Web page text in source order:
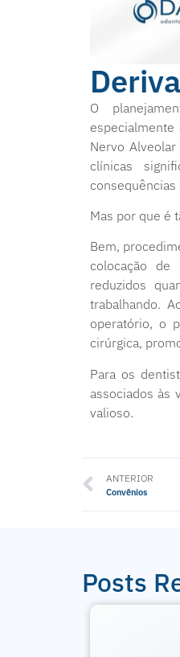
O
especialmente
Nervo
clínicas
Mas por que é
Bem,
colocação de
reduzidos
trabalhando.
operatório, o
cirúrgica,
Para os
associados às
valioso.
ANTERIOR
Convênios
Posts